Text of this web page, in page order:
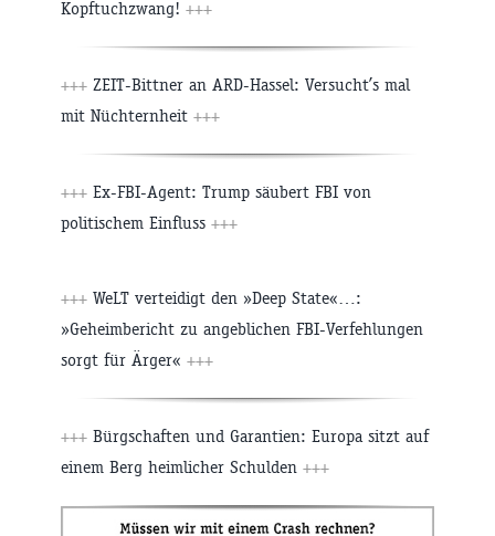
Kopftuchzwang! +++
+++ ZEIT-Bittner an ARD-Hassel: Versucht’s mal
mit Nüchternheit +++
+++ Ex-FBI-Agent: Trump säubert FBI von
politischem Einfluss +++
+++ WeLT verteidigt den »Deep State«…:
»Geheimbericht zu angeblichen FBI-Verfehlungen
sorgt für Ärger« +++
+++ Bürgschaften und Garantien: Europa sitzt auf
einem Berg heimlicher Schulden +++